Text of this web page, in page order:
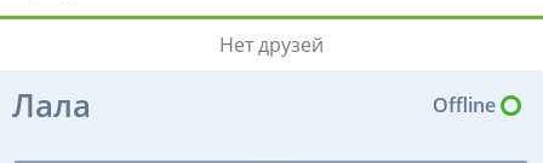
Нет друзей
Лала Offline